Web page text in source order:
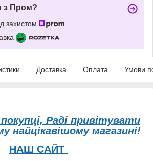
з Пром?
захистом
Доставка Оплата Умови
Раді привітувати
найцікавішому магазині!
НАШ САЙТ